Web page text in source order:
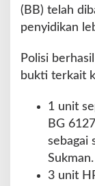
(BB) telah
penyidikan
Polisi
bukti terkait
1 unit
BG
sebagai
Sukman.
3 unit